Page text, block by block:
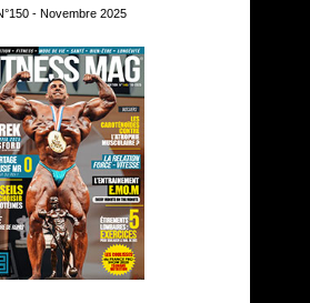
- Novembre 2025